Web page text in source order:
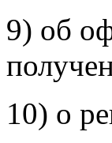
9) об
10) о